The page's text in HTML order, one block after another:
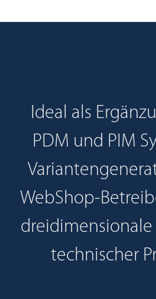
Ideal als
PDM und PIM
WebShop-
technischer